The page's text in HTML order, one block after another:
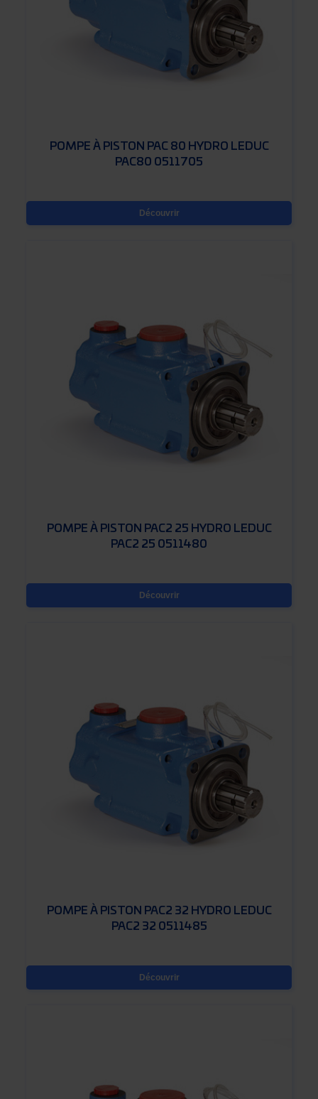
POMPE À PISTON PAC 80 HYDRO LEDUC
PAC80 0511705
Découvrir
POMPE À PISTON PAC2 25 HYDRO LEDUC
PAC2 25 0511480
Découvrir
POMPE À PISTON PAC2 32 HYDRO LEDUC
PAC2 32 0511485
Découvrir